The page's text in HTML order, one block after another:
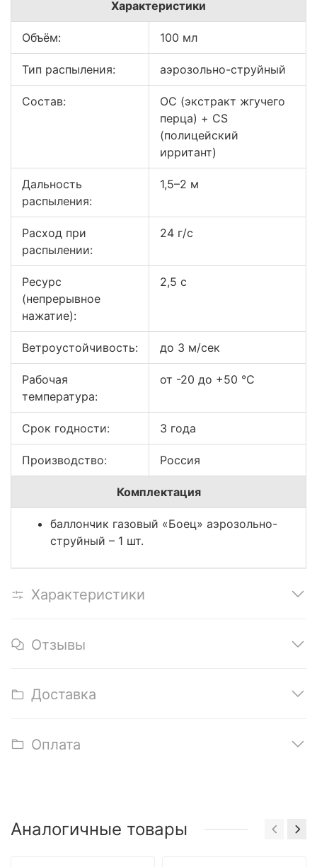
Характеристики
Объём: 100 мл
Тип распыления: аэрозольно-струйный
Состав:
ОС (экстракт жгучего
перца) + CS
(полицейский
ирритант)
Дальность
распыления:
1,5–2 м
Расход при
распылении:
24 г/с
Ресурс
(непрерывное
нажатие):
2,5 с
Ветроустойчивость: до 3 м/сек
Рабочая
температура:
от -20 до +50 °С
Срок годности: 3 года
Производство: Россия
Комплектация
баллончик газовый «Боец» аэрозольно-
струйный – 1 шт.
Характеристики
Отзывы
Доставка
Оплата
Аналогичные товары